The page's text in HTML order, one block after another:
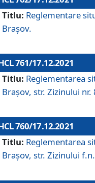
Titlu: Reglementare
Brașov.
761/17.12.2021
Titlu: Reglementarea
Brașov, str. Zizinului nr.
760/17.12.2021
Titlu: Reglementarea
Brașov, str. Zizinului f.n.